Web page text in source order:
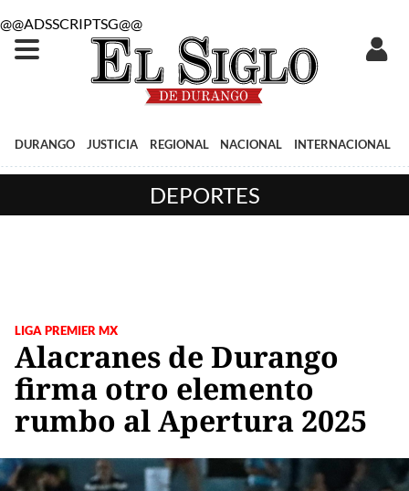
@@ADSSCRIPTSG@@
DURANGO JUSTICIA REGIONAL NACIONAL INTERNACIONAL
DEPORTES
LIGA PREMIER MX
Alacranes de Durango
firma otro elemento
rumbo al Apertura 2025